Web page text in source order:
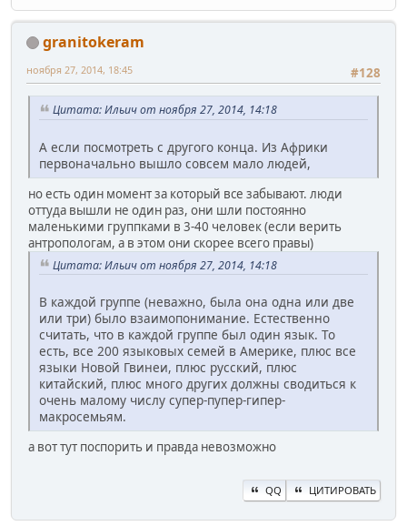
granitokeram
#128
ноября 27, 2014, 18:45
Цитата: Ильич от ноября 27, 2014, 14:18
А если посмотреть с другого конца. Из Африки
первоначально вышло совсем мало людей,
но есть один момент за который все забывают. люди
оттуда вышли не один раз, они шли постоянно
маленькими группками в 3-40 человек (если верить
антропологам, а в этом они скорее всего правы)
Цитата: Ильич от ноября 27, 2014, 14:18
В каждой группе (неважно, была она одна или две
или три) было взаимопонимание. Естественно
считать, что в каждой группе был один язык. То
есть, все 200 языковых семей в Америке, плюс все
языки Новой Гвинеи, плюс русский, плюс
китайский, плюс много других должны сводиться к
очень малому числу супер-пупер-гипер-
макросемьям.
а вот тут поспорить и правда невозможно
QQ ЦИТИРОВАТЬ